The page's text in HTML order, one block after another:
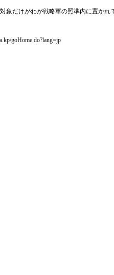
象だけがわが戦略軍の照準内に置か
goHome.do?lang=jp